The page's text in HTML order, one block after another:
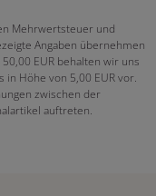
Mehrwertsteuer und
Angaben übernehmen
EUR behalten wir uns
Höhe von 5,00 EUR vor.
zwischen der
auftreten.